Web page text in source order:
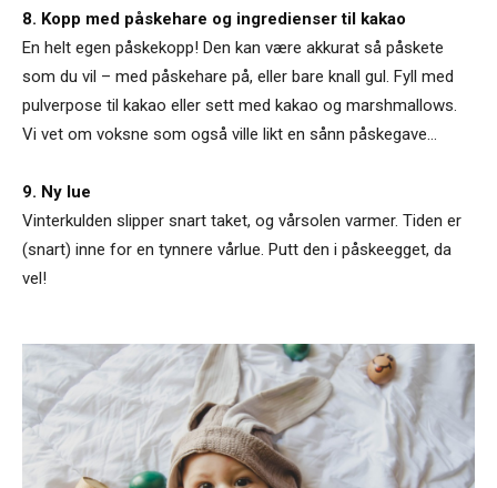
8. Kopp med påskehare og ingredienser til kakao
En helt egen påskekopp! Den kan være akkurat så påskete
som du vil – med påskehare på, eller bare knall gul. Fyll med
pulverpose til kakao eller sett med kakao og marshmallows.
Vi vet om voksne som også ville likt en sånn påskegave...
9. Ny lue
Vinterkulden slipper snart taket, og vårsolen varmer. Tiden er
(snart) inne for en tynnere vårlue. Putt den i påskeegget, da
vel!